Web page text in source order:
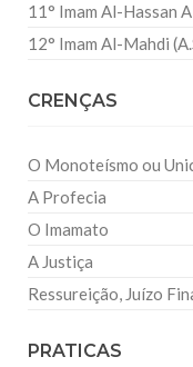
11° Imam Al-Hassan
12° Imam Al-Mahdi
CRENÇAS
O Monoteísmo ou
A Profecia
O Imamato
A Justiça
Ressureição, Juízo
PRATICAS